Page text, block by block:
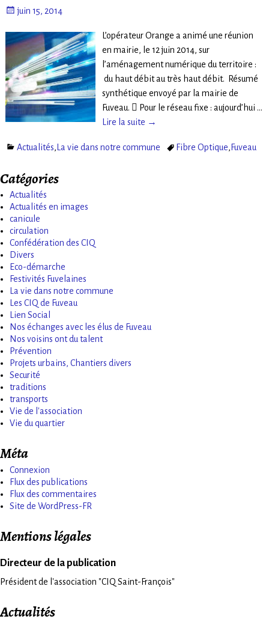
juin 15, 2014
L’opérateur Orange a animé une réunion
en mairie, le 12 juin 2014, sur
l’aménagement numérique du territoire :
du haut débit au très haut débit. Résumé
synthétique envoyé par la mairie de
Fuveau.  Pour le réseau fixe : aujourd’hui …
Lire la suite →
Actualités, La vie dans notre commune Fibre Optique, Fuveau
Catégories
Actualités
Actualités en images
canicule
circulation
Confédération des CIQ
Divers
Eco-démarche
Festivités Fuvelaines
La vie dans notre commune
Les CIQ de Fuveau
Lien Social
Nos échanges avec les élus de Fuveau
Nos voisins ont du talent
Prévention
Projets urbains, Chantiers divers
Securité
traditions
transports
Vie de l'association
Vie du quartier
Méta
Connexion
Flux des publications
Flux des commentaires
Site de WordPress-FR
Mentions légales
Directeur de la publication
Président de l'association "CIQ Saint-François"
Actualités